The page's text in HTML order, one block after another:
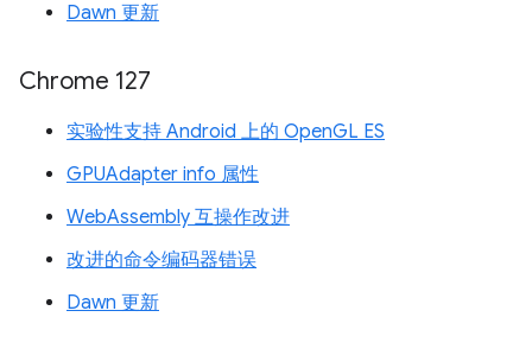
Dawn 更新
Chrome 127
实验性支持 Android 上的 OpenGL ES
GPUAdapter info 属性
WebAssembly 互操作改进
改进的命令编码器错误
Dawn 更新